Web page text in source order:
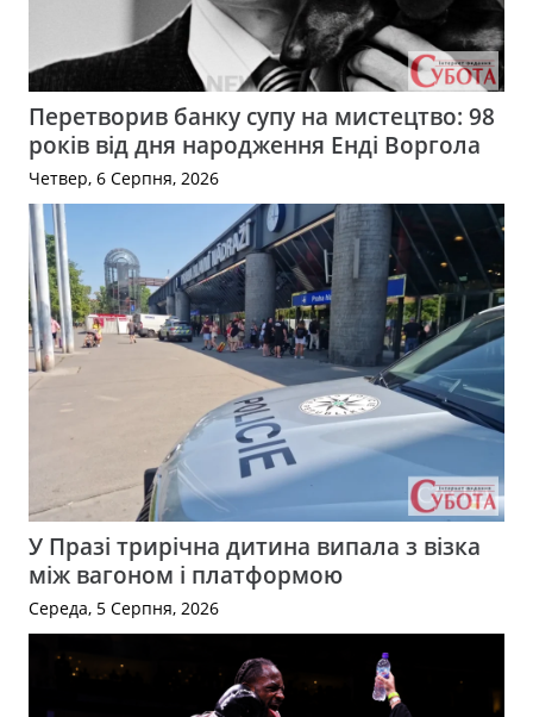
Перетворив банку супу на мистецтво: 98
років від дня народження Енді Воргола
Четвер, 6 Серпня, 2026
У Празі трирічна дитина випала з візка
між вагоном і платформою
Середа, 5 Серпня, 2026